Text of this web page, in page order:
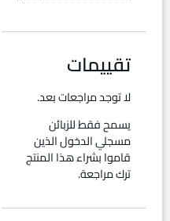
تقييمات
لا توجد مراجعات بعد.
يسمح فقط للزبائن
مسجلي الدخول الذين
قاموا بشراء هذا المنتج
ترك مراجعة.